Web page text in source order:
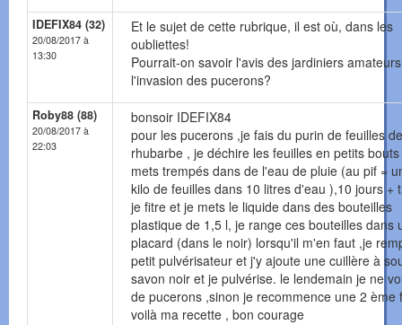
IDEFIX84 (32)
20/08/2017 à
13:30
Et le sujet de cette rubrique, il est où, dans les
oubliettes!
Pourrait-on savoir l'avis des jardiniers
l'invasion des pucerons?
Roby88 (88)
20/08/2017 à
22:03
bonsoir IDEFIX84
pour les pucerons ,je fais du purin de feuilles de
rhubarbe , je déchire les feuilles en petits
mets trempés dans de l'eau de pluie (au pif =
kilo de feuilles dans 10 litres d'eau ),10 jours +
je fitre et je mets le liquide dans des bouteilles
plastique de 1,5 l, je range ces bouteilles dans
placard (dans le noir) lorsqu'il m'en faut ,je
petit pulvérisateur et j'y ajoute une cuillère à
savon noir et je pulvérise. le lendemain je ne
de pucerons ,sinon je recommence une 2 ème
voilà ma recette , bon courage